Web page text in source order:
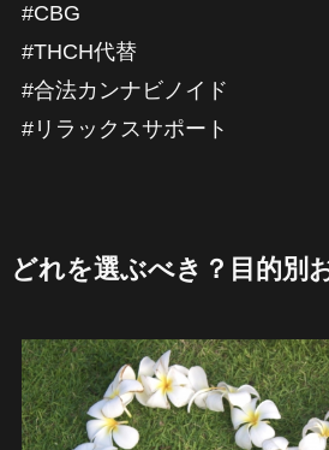
#CBG
#THCH代替
#合法カンナビノイド
#リラックスサポート
どれを選ぶべき？目的別